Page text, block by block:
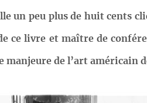
un peu plus de huit cents
ce livre et maître de
manjeure de l’art américain